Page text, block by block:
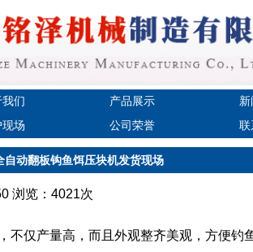
我们 产品展示
场 公司荣誉 联
自动翻板钩鱼饵压块机发货现场
浏览：4021次
不仅产量高，而且外观整齐美观，方便钓